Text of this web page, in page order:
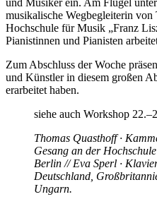
und Musiker ein. Am Flügel
musikalische Wegbegleiterin
Hochschule für Musik „Franz
Pianistinnen und Pianisten
Zum Abschluss der Woche
und Künstler in diesem großen
erarbeitet haben.
siehe auch Workshop
Thomas Quasthoff ·
Gesang an der
Berlin // Eva Sperl ·
Deutschland,
Ungarn.